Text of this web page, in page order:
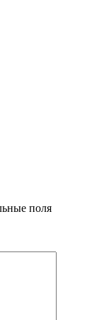
поля